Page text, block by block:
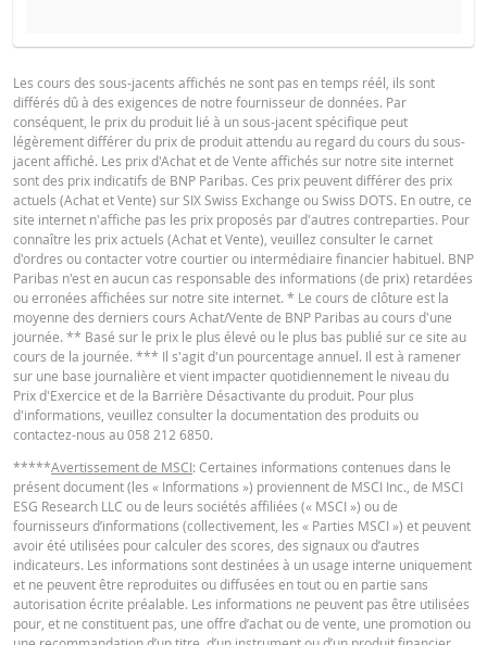
DATE
RÉINITIALISATION
DU
CAPITAL
7 août
2026 22:15
journalière 4,69
6 août
2026 22:25
journalière 4,7
5 août
2026 22:15
journalière 4,74
4 août
2026 22:17
journalière 4,5
3 août
2026 22:16
journalière 4,35
30 juil.
2026 22:16
29 juil.
2026 22:16
journalière 5,75
28 juil.
2026 22:18
journalière 5,75
27 juil.
2026 22:16
journalière 5,57
BROCHURE
Français
Deutsch PDF
English
PROSPECTUS DE BASE
TERMSHEET
Français (Suisse) PDF
Les cours des sous-jacents affichés ne sont pas en temps réél, ils sont
différés dû à des exigences de notre fournisseur de données. Par
conséquent, le prix du produit lié à un sous-jacent spécifique peut
légèrement différer du prix de produit attendu au regard du cours du sous-
jacent affiché. Les prix d'Achat et de Vente affichés sur notre site internet
sont des prix indicatifs de BNP Paribas. Ces prix peuvent différer des prix
actuels (Achat et Vente) sur SIX Swiss Exchange ou Swiss DOTS. En outre, ce
site internet n'affiche pas les prix proposés par d'autres contreparties. Pour
connaître les prix actuels (Achat et Vente), veuillez consulter le carnet
d'ordres ou contacter votre courtier ou intermédiaire financier habituel. BNP
Paribas n'est en aucun cas responsable des informations (de prix) retardées
ou erronées affichées sur notre site internet. * Le cours de clôture est la
moyenne des derniers cours Achat/Vente de BNP Paribas au cours d'une
journée. ** Basé sur le prix le plus élevé ou le plus bas publié sur ce site au
cours de la journée. *** Il s'agit d'un pourcentage annuel. Il est à ramener
sur une base journalière et vient impacter quotidiennement le niveau du
Prix d'Exercice et de la Barrière Désactivante du produit. Pour plus
d'informations, veuillez consulter la documentation des produits ou
contactez-nous au 058 212 6850.
*****Avertissement de MSCI: Certaines informations contenues dans le
présent document (les « Informations ») proviennent de MSCI Inc., de MSCI
ESG Research LLC ou de leurs sociétés affiliées (« MSCI ») ou de
fournisseurs d’informations (collectivement, les « Parties MSCI ») et peuvent
avoir été utilisées pour calculer des scores, des signaux ou d’autres
indicateurs. Les informations sont destinées à un usage interne uniquement
et ne peuvent être reproduites ou diffusées en tout ou en partie sans
autorisation écrite préalable. Les informations ne peuvent pas être utilisées
pour, et ne constituent pas, une offre d’achat ou de vente, une promotion ou